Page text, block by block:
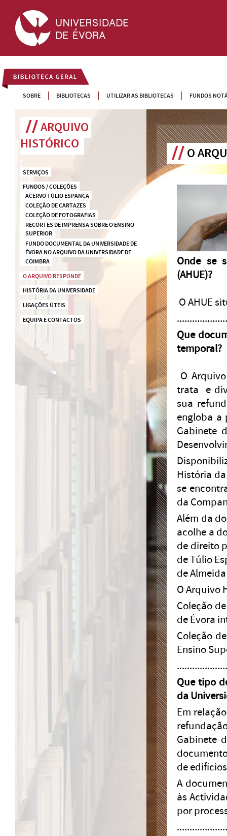
BIBLIOTECA GERAL
SOBRE BIBLIOTECAS UTILIZAR AS BIBLIOTECAS FUNDOS
ARQUIVO
HISTÓRICO
SERVIÇOS
FUNDOS / COLEÇÕES
ACERVO TÚLIO ESPANCA
COLEÇÃO DE CARTAZES
COLEÇÃO DE FOTOGRAFIAS
RECORTES DE IMPRENSA SOBRE O ENSINO
SUPERIOR
FUNDO DOCUMENTAL DA UNIVERSIDADE DE
ÉVORA NO ARQUIVO DA UNIVERSIDADE DE
COIMBRA
O ARQUIVO RESPONDE
HISTÓRIA DA UNIVERSIDADE
LIGAÇÕES ÚTEIS
EQUIPA E CONTACTOS
O
Onde se
(AHUE)?
O AHUE
Que
temporal?
O
trata e
sua
engloba a
Gabinete
História
se
da
Além da
acolhe a
de direito
de Túlio
de
O Arquivo
Coleção
de Évora
Coleção
Ensino
Que tipo
da
Em
Gabinete
de
A
às
por